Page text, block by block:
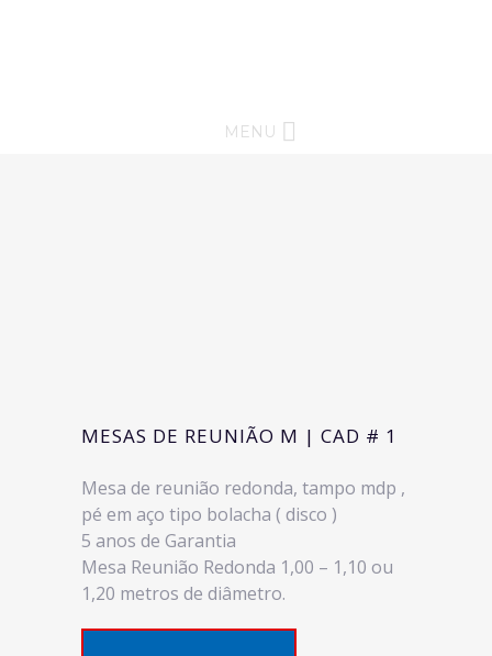
MENU
MESAS DE REUNIÃO M | CAD # 1
Mesa de reunião redonda, tampo mdp ,
pé em aço tipo bolacha ( disco )
5 anos de Garantia
Mesa Reunião Redonda 1,00 – 1,10 ou
1,20 metros de diâmetro.